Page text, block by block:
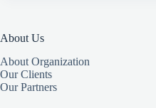
About Us
About Organization
Our Clients
Our Partners